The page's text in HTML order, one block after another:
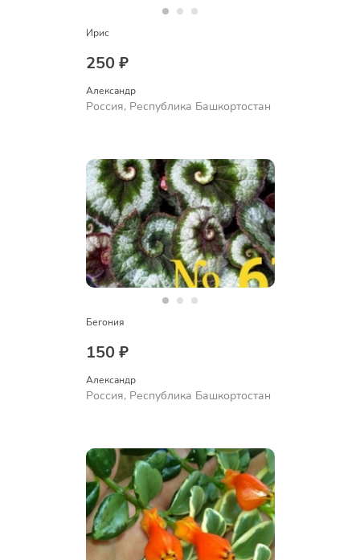
Ирис
250 ₽
Александр
Россия, Республика Башкортостан
Бегония
150 ₽
Александр
Россия, Республика Башкортостан